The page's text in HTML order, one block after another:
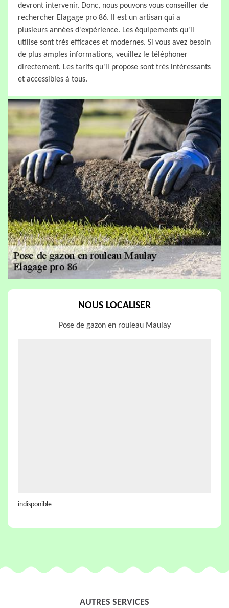
devront intervenir. Donc, nous pouvons vous conseiller de
rechercher Elagage pro 86. Il est un artisan qui a
plusieurs années d'expérience. Les équipements qu'il
utilise sont très efficaces et modernes. Si vous avez besoin
de plus amples informations, veuillez le téléphoner
directement. Les tarifs qu'il propose sont très intéressants
et accessibles à tous.
NOUS LOCALISER
Pose de gazon en rouleau Maulay
indisponible
AUTRES SERVICES